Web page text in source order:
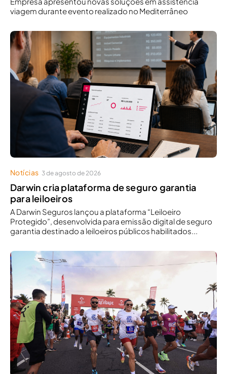
viagem durante evento realizado no Mediterrâneo
Notícias 3 de agosto de 2026
Darwin cria plataforma de seguro garantia
para leiloeiros
A Darwin Seguros lançou a plataforma “Leiloeiro
Protegido”, desenvolvida para emissão digital de seguro
garantia destinado a leiloeiros públicos habilitados...